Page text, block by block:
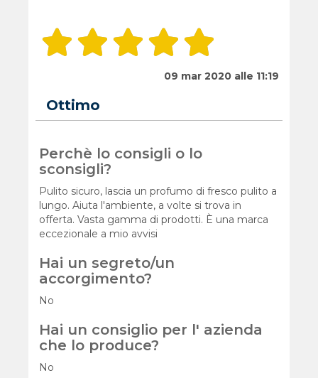
09 mar 2020 alle 11:19
Ottimo
Perchè lo consigli o lo
sconsigli?
Pulito sicuro, lascia un profumo di fresco pulito a
lungo. Aiuta l'ambiente, a volte si trova in
offerta. Vasta gamma di prodotti. È una marca
eccezionale a mio avvisi
Hai un segreto/un
accorgimento?
No
Hai un consiglio per l' azienda
che lo produce?
No